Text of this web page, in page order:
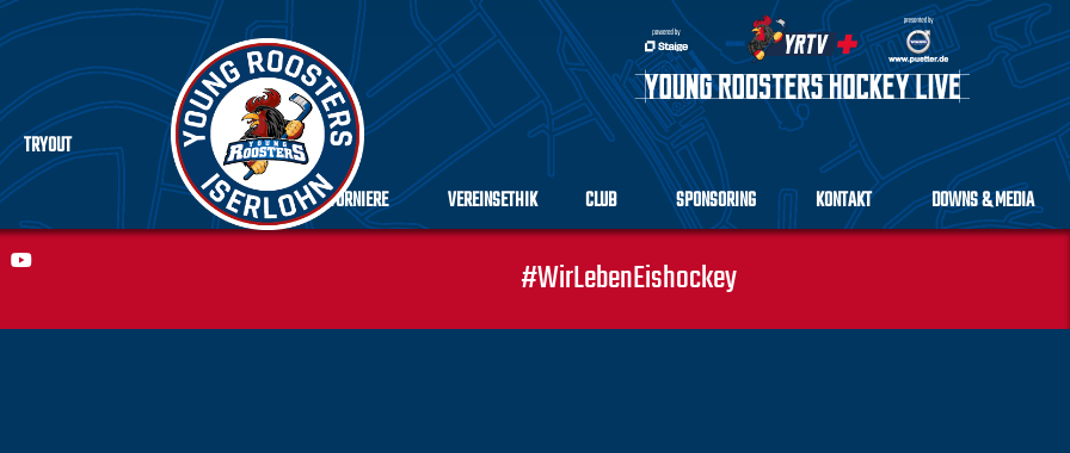
TRYOUT
TURNIERE
VEREINSETHIK CLUB SPONSORING KONTAKT DOWNS & MEDIA
#WirLebenEishockey